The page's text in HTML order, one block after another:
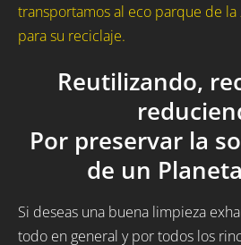
transportamos al eco parque de la
para su reciclaje.
Reutilizando,
Por preservar la
de un
Si deseas una buena limpieza
todo en general y por todos los